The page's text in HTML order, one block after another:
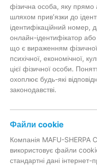
фізична особа, яку
шляхом прив’язки до
ідентифікаційний номер,
онлайн-ідентифікатор
що є вираженням фізичної,
психічної, економічної,
цієї фізичної особи.
охоплює будь-які
законодавстві.
Файли cookie
Компанія MAFU-SHERPA
використовує файли
стандартні дані